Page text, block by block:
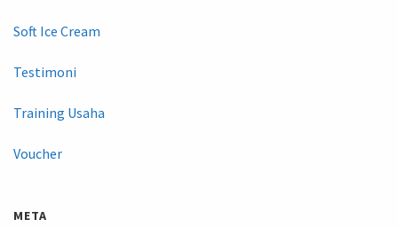
Soft Ice Cream
Testimoni
Training Usaha
Voucher
META